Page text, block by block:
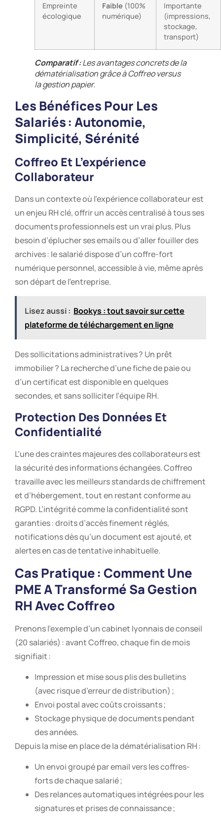
Empreinte
écologique
Faible (100%
numérique)
Importante
(impressions,
stockage,
transport)
Comparatif :Les avantages concrets de la
dématérialisation grâce à Coffreo versus
la gestion papier.
Les Bénéfices Pour Les
Salariés : Autonomie,
Simplicité, Sérénité
Coffreo Et L’expérience
Collaborateur
Dans un contexte où l’expérience collaborateur est
un enjeu RH clé, offrir un accès centralisé à tous ses
documents professionnels est un vrai plus. Plus
besoin d’éplucher ses emails ou d’aller fouiller des
archives : le salarié dispose d’un coffre-fort
numérique personnel, accessible à vie, même après
son départ de l’entreprise.
Lisez aussi : Bookys : tout savoir sur cette
plateforme de téléchargement en ligne
Des sollicitations administratives ? Un prêt
immobilier ? La recherche d’une fiche de paie ou
d’un certificat est disponible en quelques
secondes, et sans solliciter l’équipe RH.
Protection Des Données Et
Confidentialité
L’une des craintes majeures des collaborateurs est
la sécurité des informations échangées. Coffreo
travaille avec les meilleurs standards de chiffrement
et d’hébergement, tout en restant conforme au
RGPD. L’intégrité comme la confidentialité sont
garanties : droits d’accès finement réglés,
notifications dès qu’un document est ajouté, et
alertes en cas de tentative inhabituelle.
Cas Pratique : Comment Une
PME A Transformé Sa Gestion
RH Avec Coffreo
Prenons l’exemple d’un cabinet lyonnais de conseil
(20 salariés) : avant Coffreo, chaque fin de mois
signifiait :
Impression et mise sous plis des bulletins
(avec risque d’erreur de distribution) ;
Envoi postal avec coûts croissants ;
Stockage physique de documents pendant
des années.
Depuis la mise en place de la dématérialisation RH :
Un envoi groupé par email vers les coffres-
forts de chaque salarié ;
Des relances automatiques intégrées pour les
signatures et prises de connaissance ;